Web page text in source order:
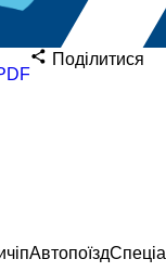
Поділитися
Автопоїзд